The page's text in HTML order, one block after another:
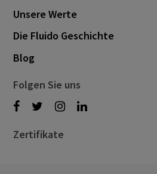
Unsere Werte
Die Fluido Geschichte
Blog
Folgen Sie uns
Zertifikate